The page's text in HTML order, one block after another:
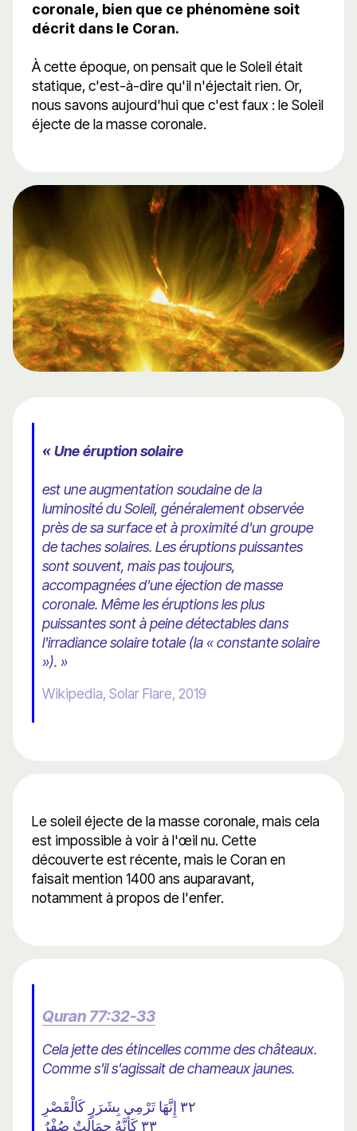
coronale, bien que ce phénomène soit
décrit dans le Coran.
À cette époque, on pensait que le Soleil était
statique, c'est-à-dire qu'il n'éjectait rien. Or,
nous savons aujourd'hui que c'est faux : le Soleil
éjecte de la masse coronale.
« Une éruption solaire
est une augmentation soudaine de la
luminosité du Soleil, généralement observée
près de sa surface et à proximité d'un groupe
de taches solaires. Les éruptions puissantes
sont souvent, mais pas toujours,
accompagnées d'une éjection de masse
coronale. Même les éruptions les plus
puissantes sont à peine détectables dans
l'irradiance solaire totale (la « constante solaire
»). »
Wikipedia, Solar Flare, 2019
Le soleil éjecte de la masse coronale, mais cela
est impossible à voir à l'œil nu. Cette
découverte est récente, mais le Coran en
faisait mention 1400 ans auparavant,
notamment à propos de l'enfer.
Quran 77:32-33
Cela jette des étincelles comme des châteaux.
Comme s'il s'agissait de chameaux jaunes.
٣٢ إِنَّهَا تَرْمِي بِشَرَرٍ كَالْقَصْرِ
٣٣ كَأَنَّهُ جِمَالَتٌ صُفْرٌ